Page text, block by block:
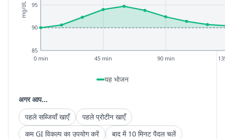
85
90
95
0 min 45 min 90 min
mg/dL
यह भोजन
अगर आप...
पहले सब्जियाँ खाएँ
पहले प्रोटीन खाएँ
कम GI विकल्प का उपयोग करें
बाद में 10 मिनट पैदल चलें